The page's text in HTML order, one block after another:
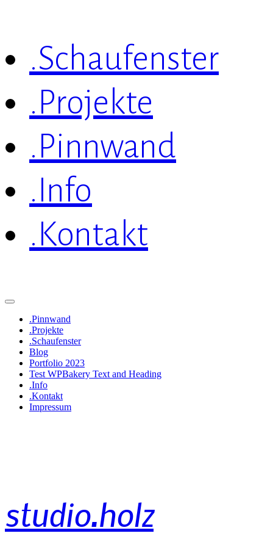
.Schaufenster
.Projekte
.Pinnwand
.Info
.Kontakt
.Pinnwand
.Projekte
.Schaufenster
Blog
Portfolio 2023
Test WPBakery Text and Heading
.Info
.Kontakt
Impressum
studio.holz